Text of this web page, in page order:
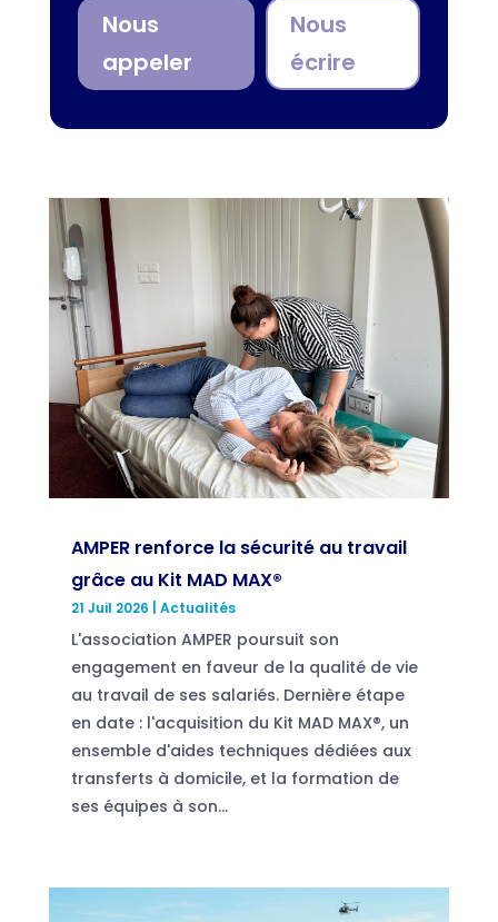
Nous
appeler
Nous
écrire
AMPER renforce la sécurité au travail
grâce au Kit MAD MAX®
21 Juil 2026 Actualités
L'association AMPER poursuit son
engagement en faveur de la qualité de vie
au travail de ses salariés. Dernière étape
en date : l'acquisition du Kit MAD MAX®, un
ensemble d'aides techniques dédiées aux
transferts à domicile, et la formation de
ses équipes à son...